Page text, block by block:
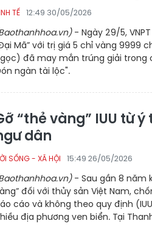
TẾ 12:49 30/05/2026
- Ngày 29/5,
Mã” với trị giá 5 chỉ vàng 9999
đã may mắn trúng giải trong
ngàn tài lộc".
“thẻ vàng” IUU từ
dân
SỐNG - XÃ HỘI 15:49 26/05/2026
- Sau gần 8 năm
đối với thủy sản Việt Nam,
cáo và không theo quy định
địa phương ven biển. Tại